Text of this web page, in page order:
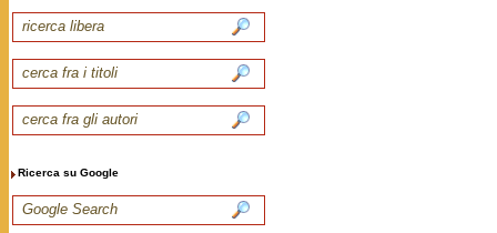
Ricerca su Google